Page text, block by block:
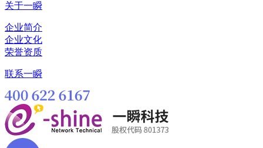
关于一瞬
企业简介
企业文化
荣誉资质
联系一瞬